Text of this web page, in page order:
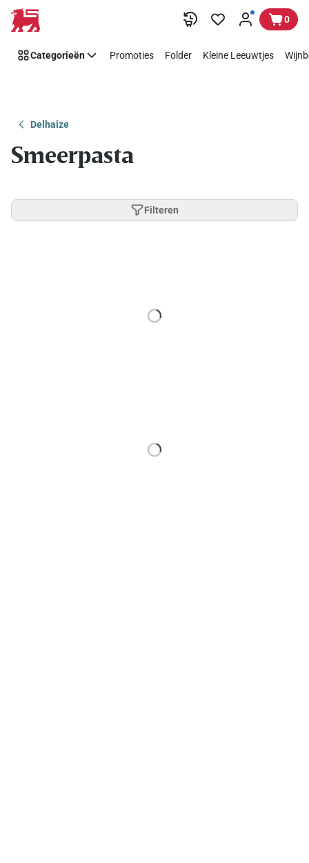
Overslaan 0
Categorieën Promoties Folder Kleine Leeuwtjes
Delhaize
Smeerpasta
Filteren